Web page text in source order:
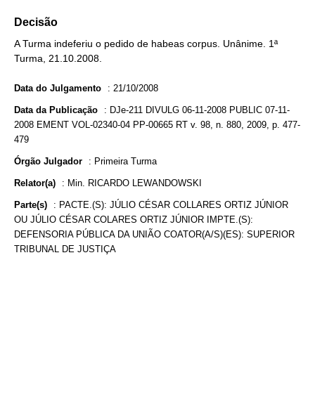
Decisão
A Turma indeferiu o pedido de habeas corpus. Unânime. 1ª
Turma, 21.10.2008.
Data do Julgamento : 21/10/2008
Data da Publicação : DJe-211 DIVULG 06-11-2008 PUBLIC 07-11-
2008 EMENT VOL-02340-04 PP-00665 RT v. 98, n. 880, 2009, p. 477-
479
Órgão Julgador : Primeira Turma
Relator(a) : Min. RICARDO LEWANDOWSKI
Parte(s) : PACTE.(S): JÚLIO CÉSAR COLLARES ORTIZ JÚNIOR
OU JÚLIO CÉSAR COLARES ORTIZ JÚNIOR IMPTE.(S):
DEFENSORIA PÚBLICA DA UNIÃO COATOR(A/S)(ES): SUPERIOR
TRIBUNAL DE JUSTIÇA